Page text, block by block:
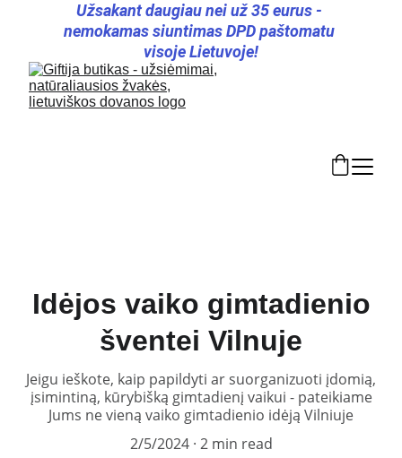
Užsakant daugiau nei už 35 eurus -
nemokamas siuntimas DPD paštomatu
visoje Lietuvoje!
Idėjos vaiko gimtadienio
šventei Vilnuje
Jeigu ieškote, kaip papildyti ar suorganizuoti įdomią,
įsimintiną, kūrybišką gimtadienį vaikui - pateikiame
Jums ne vieną vaiko gimtadienio idėją Vilniuje
2/5/2024 2 min read